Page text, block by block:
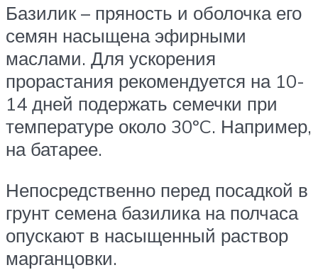
Базилик – пряность и оболочка его
семян насыщена эфирными
маслами. Для ускорения
прорастания рекомендуется на 10-
14 дней подержать семечки при
температуре около 30ºC. Например,
на батарее.
Непосредственно перед посадкой в
грунт семена базилика на полчаса
опускают в насыщенный раствор
марганцовки.